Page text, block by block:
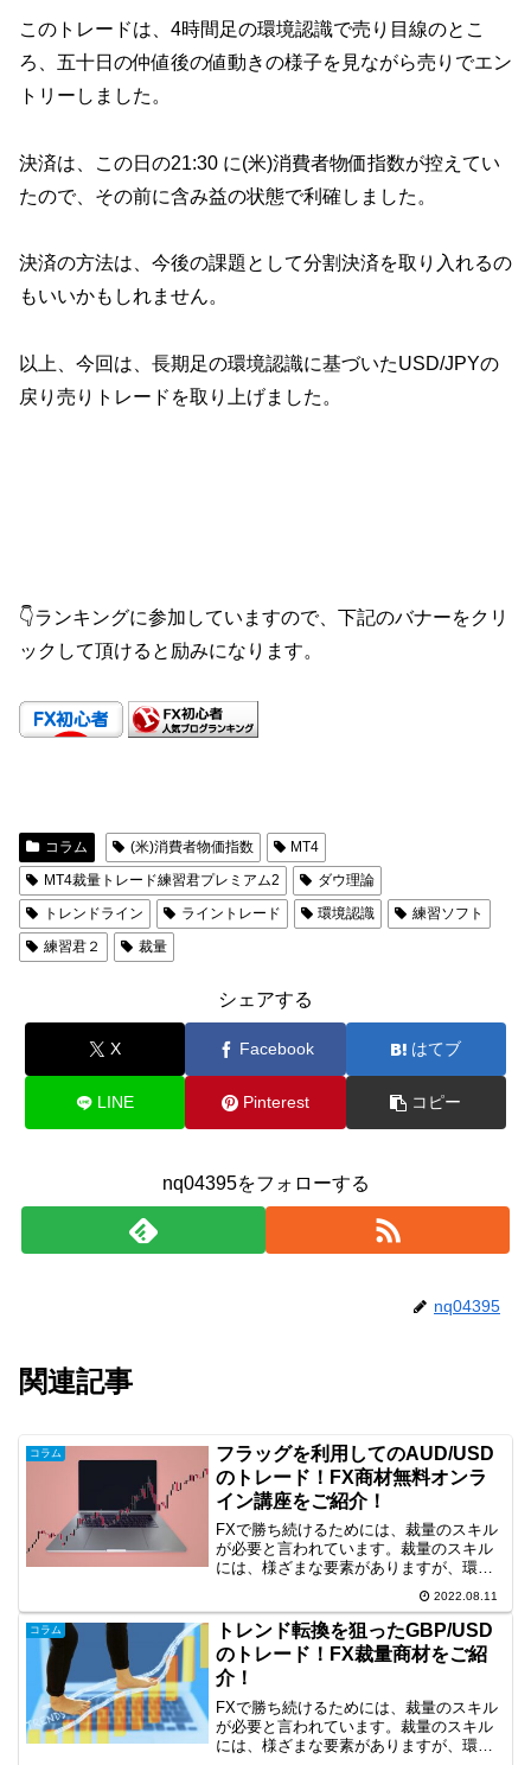
このトレードは、4時間足の環境認識で売り目線のとこ
ろ、五十日の仲値後の値動きの様子を見ながら売りでエン
トリーしました。
決済は、この日の21:30 に(米)消費者物価指数が控えてい
たので、その前に含み益の状態で利確しました。
決済の方法は、今後の課題として分割決済を取り入れるの
もいいかもしれません。
以上、今回は、長期足の環境認識に基づいたUSD/JPYの
戻り売りトレードを取り上げました。
👇ランキングに参加していますので、下記のバナーをクリ
ックして頂けると励みになります。
コラム (米)消費者物価指数
MT4
MT4裁量トレード練習君プレミアム2
ダウ理論
トレンドライン
ライントレード 環境認識
練習ソフト
練習君２
裁量
シェアする
X Facebook はてブ
LINE Pinterest コピー
nq04395をフォローする
nq04395
関連記事
コラム
フラッグを利用してのAUD/USD
のトレード！FX商材無料オンラ
イン講座をご紹介！
FXで勝ち続けるためには、裁量のスキル
が必要と言われています。裁量のスキル
には、様ざまな要素がありますが、環境
認識も重要な要素だと思います。そこ
で、今回は、長期足の環境認識に基づい
たチャートパターンを利用したトレード
事例を取り上げます。フラ...
2022.08.11
コラム
トレンド転換を狙ったGBP/USD
のトレード！FX裁量商材をご紹
介！
FXで勝ち続けるためには、裁量のスキル
が必要と言われています。裁量のスキル
には、様ざまな要素がありますが、環境